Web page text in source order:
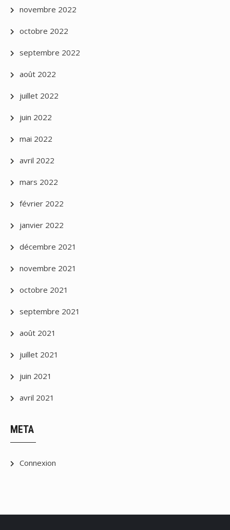
novembre 2022
octobre 2022
septembre 2022
août 2022
juillet 2022
juin 2022
mai 2022
avril 2022
mars 2022
février 2022
janvier 2022
décembre 2021
novembre 2021
octobre 2021
septembre 2021
août 2021
juillet 2021
juin 2021
avril 2021
META
Connexion